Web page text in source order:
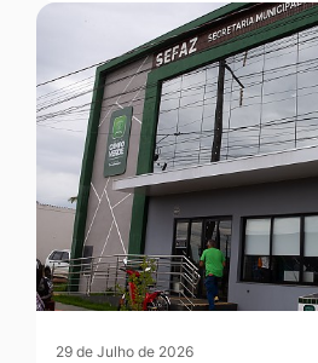
29 de Julho de 2026